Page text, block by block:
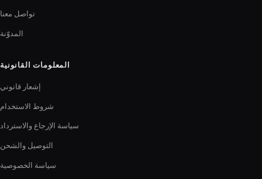
تواصل معنا
المدوّنة
المعلومات القانونية
إشعار قانوني
شروط الاستخدام
سياسة الإرجاع والاسترداد
التوصيل والشحن
سياسة الخصوصية